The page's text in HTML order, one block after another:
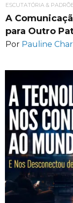
ESCUTATÓRIA &
A
para Outro
Por Pauline